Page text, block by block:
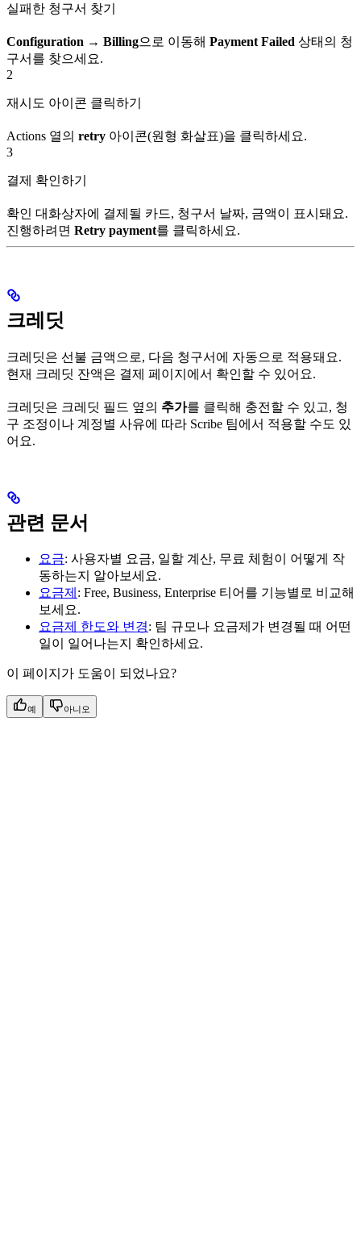
실패한 청구서 찾기
Configuration → Billing으로 이동해 Payment Failed 상태의 청
구서를 찾으세요.
2
재시도 아이콘 클릭하기
Actions 열의 retry 아이콘(원형 화살표)을 클릭하세요.
3
결제 확인하기
확인 대화상자에 결제될 카드, 청구서 날짜, 금액이 표시돼요.
진행하려면 Retry payment를 클릭하세요.
크레딧
크레딧은 선불 금액으로, 다음 청구서에 자동으로 적용돼요.
현재 크레딧 잔액은 결제 페이지에서 확인할 수 있어요.
크레딧은 크레딧 필드 옆의 추가를 클릭해 충전할 수 있고, 청
구 조정이나 계정별 사유에 따라 Scribe 팀에서 적용할 수도 있
어요.
관련 문서
요금: 사용자별 요금, 일할 계산, 무료 체험이 어떻게 작
동하는지 알아보세요.
요금제 : Free, Business, Enterprise 티어를 기능별로 비교해
보세요.
요금제 한도와 변경: 팀 규모나 요금제가 변경될 때 어떤
일이 일어나는지 확인하세요.
이 페이지가 도움이 되었나요?
예 아니오